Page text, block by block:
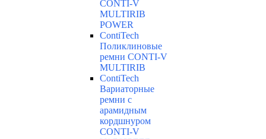
CONTI-V
MULTIRIB
POWER
ContiTech
Поликлиновые
ремни CONTI-V
MULTIRIB
ContiTech
Вариаторные
ремни с
арамидным
кордшнуром
CONTI-V